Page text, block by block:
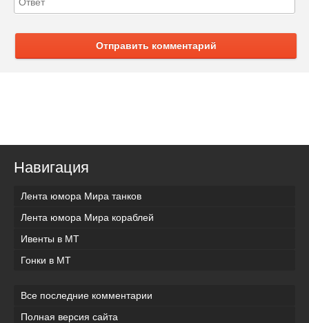
Отправить комментарий
Навигация
Лента юмора Мира танков
Лента юмора Мира кораблей
Ивенты в МТ
Гонки в МТ
Все последние комментарии
Полная версия сайта